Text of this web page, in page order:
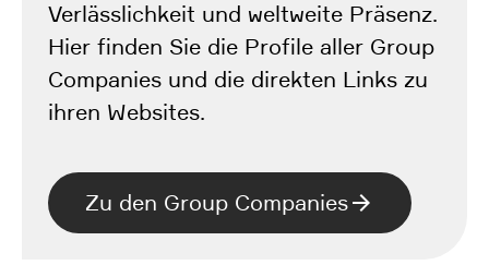
Verlässlichkeit und weltweite Präsenz.
Hier finden Sie die Profile aller Group
Companies und die direkten Links zu
ihren Websites.
Zu den Group Companies